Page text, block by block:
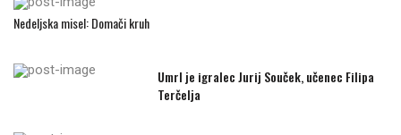
Nedeljska misel: Domači kruh
Umrl je igralec Jurij Souček, učenec Filipa
Terčelja